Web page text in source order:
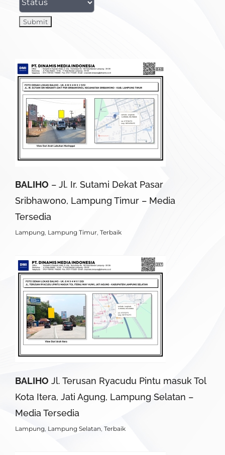
BALIHO – Jl. Ir. Sutami Dekat Pasar
Sribhawono, Lampung Timur – Media
Tersedia
Lampung Lampung Timur Terbaik
BALIHO Jl. Terusan Ryacudu Pintu masuk Tol
Kota Itera, Jati Agung, Lampung Selatan –
Media Tersedia
Lampung Lampung Selatan Terbaik